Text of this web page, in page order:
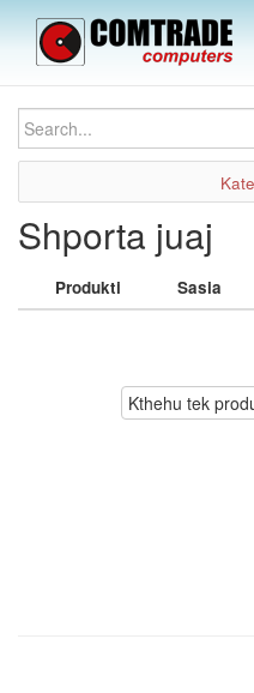
Shporta juaj
Produkti Sasia
Kthehu tek